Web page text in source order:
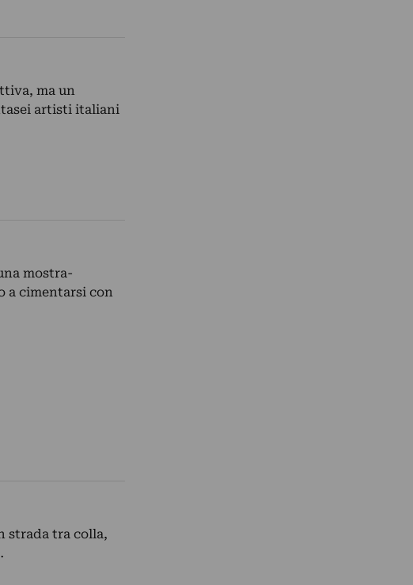
ma un
artisti italiani
mostra-
a cimentarsi con
strada tra colla,